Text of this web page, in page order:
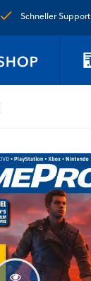
Schneller Support